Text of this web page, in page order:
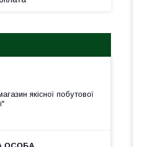
якісної побутової